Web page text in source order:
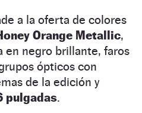
a la oferta de colores
Orange Metallic,
en negro brillante, faros
ópticos con
de la edición y
pulgadas.